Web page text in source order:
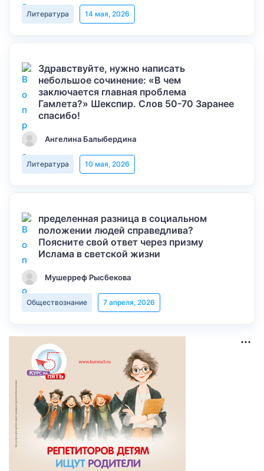
Литература 14 мая, 2026
Здравствуйте, нужно написать
небольшое сочинение: «В чем
заключается главная проблема
Гамлета?» Шекспир. Слов 50-70 Заранее
спасибо!
Ангелина Балыбердина
Литература 10 мая, 2026
пределенная разница в социальном
положении людей справедлива?
Поясните свой ответ через призму
Ислама в светской жизни
Мушерреф Рысбекова
Обществознание 7 апреля, 2026